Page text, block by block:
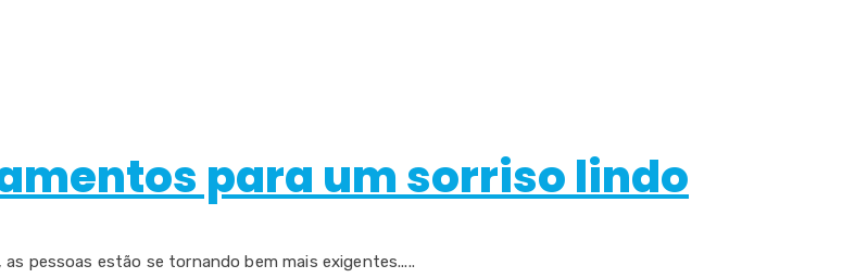
para um sorriso lindo
pessoas estão se tornando bem mais exigentes.....